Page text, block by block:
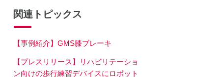
関連トピックス
【事例紹介】GMS膝ブレーキ
【プレスリリース】リハビリテーショ
ン向けの歩行練習デバイスにロボット